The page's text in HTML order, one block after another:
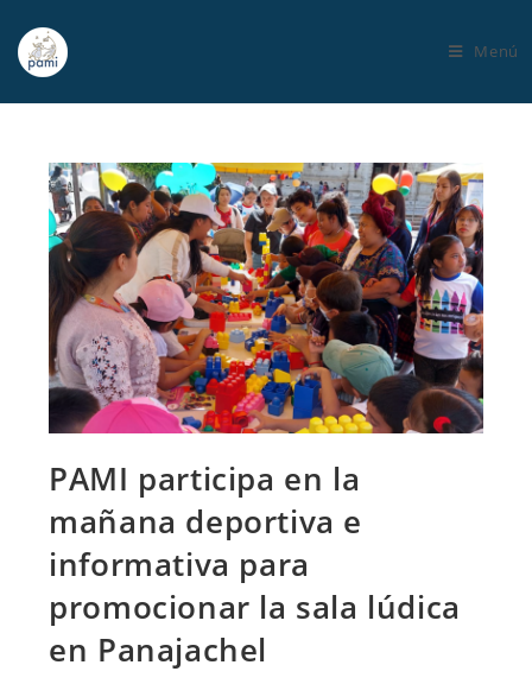
Menú
PAMI participa en la
mañana deportiva e
informativa para
promocionar la sala lúdica
en Panajachel